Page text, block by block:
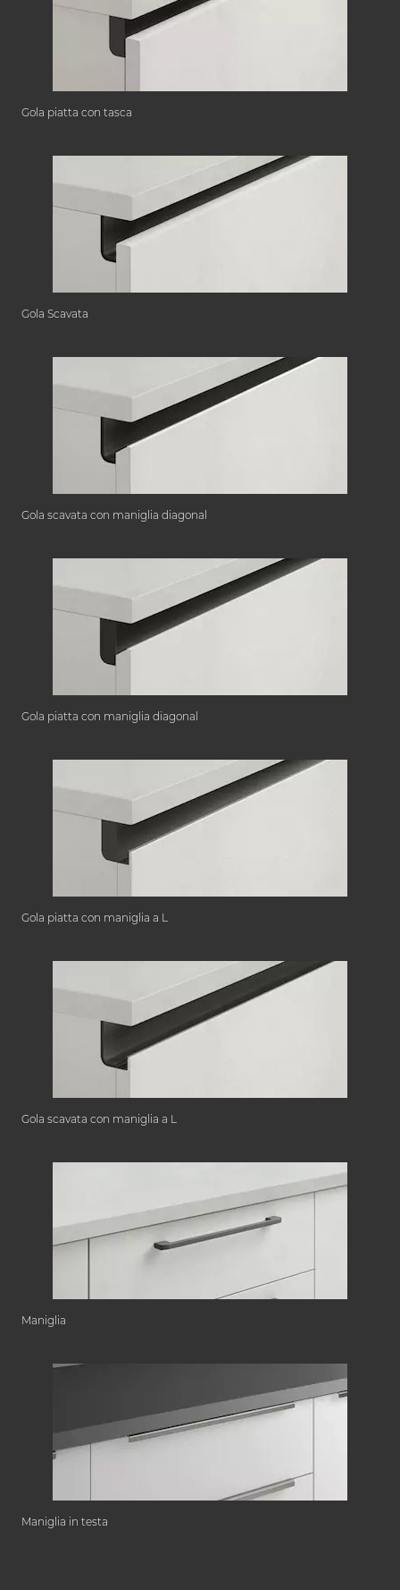
Gola piatta con tasca
Gola Scavata
Gola scavata con maniglia diagonal
Gola piatta con maniglia diagonal
Gola piatta con maniglia a L
Gola scavata con maniglia a L
Maniglia
Maniglia in testa